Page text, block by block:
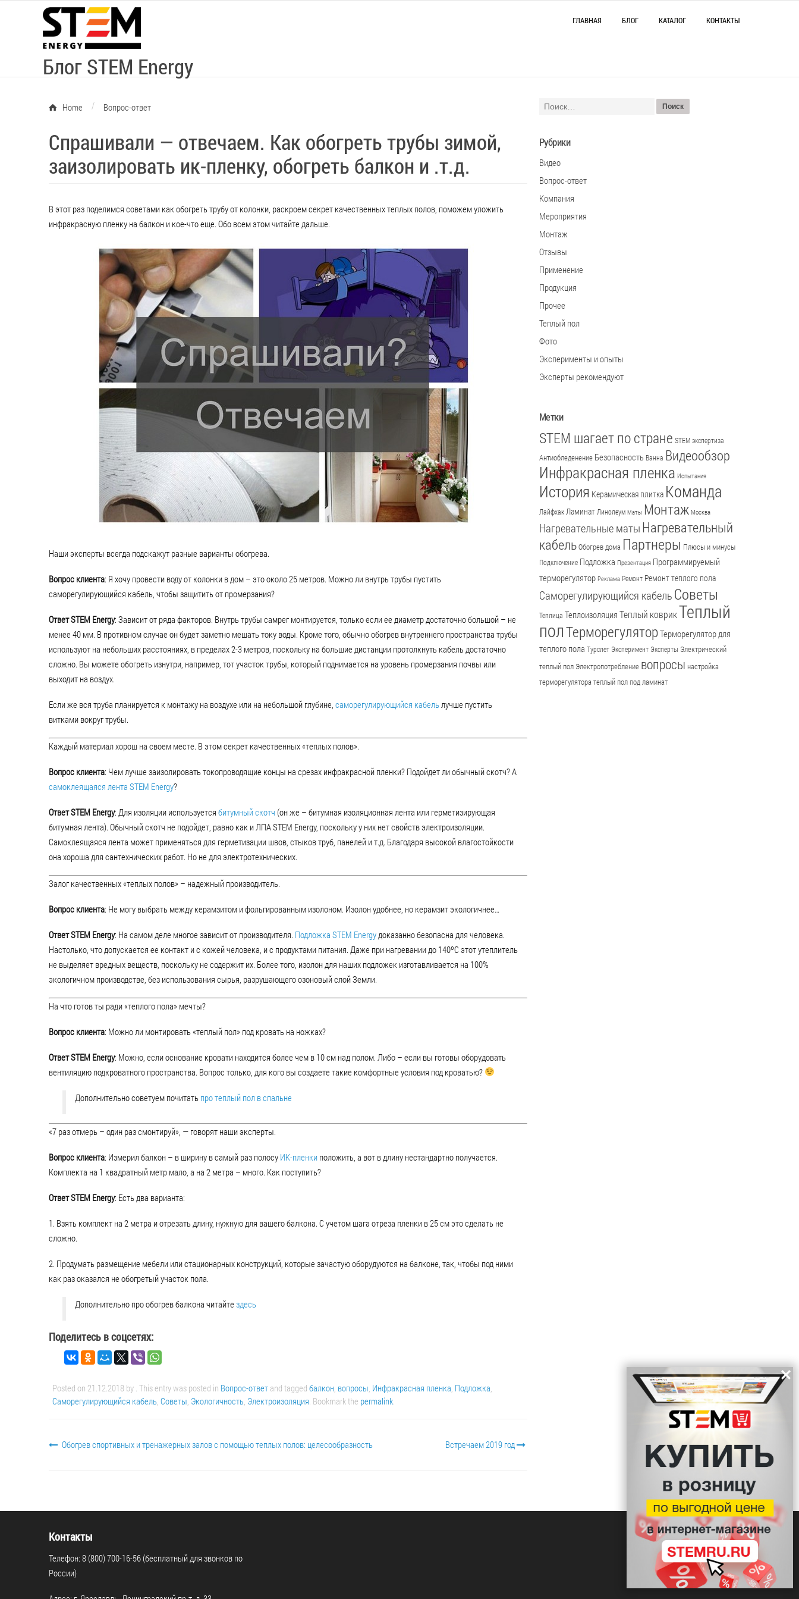
Блог STEM Energy
ГЛАВНАЯ БЛОГ КАТАЛОГ КОНТАКТЫ
Home / Вопрос-ответ
Спрашивали — отвечаем. Как обогреть трубы зимой,
заизолировать ик-пленку, обогреть балкон и .т.д.
В этот раз поделимся советами как обогреть трубу от колонки, раскроем секрет качественных теплых полов, поможем уложить
инфракрасную пленку на балкон и кое-что еще. Обо всем этом читайте дальше.
Наши эксперты всегда подскажут разные варианты обогрева.
Вопрос клиента: Я хочу провести воду от колонки в дом – это около 25 метров. Можно ли внутрь трубы пустить
саморегулирующийся кабель, чтобы защитить от промерзания?
Ответ STEM Energy: Зависит от ряда факторов. Внутрь трубы самрег монтируется, только если ее диаметр достаточно большой – не
менее 40 мм. В противном случае он будет заметно мешать току воды. Кроме того, обычно обогрев внутреннего пространства трубы
используют на небольших расстояниях, в пределах 2-3 метров, поскольку на большие дистанции протолкнуть кабель достаточно
сложно. Вы можете обогреть изнутри, например, тот участок трубы, который поднимается на уровень промерзания почвы или
выходит на воздух.
Если же вся труба планируется к монтажу на воздухе или на небольшой глубине, саморегулирующийся кабель лучше пустить
витками вокруг трубы.
Каждый материал хорош на своем месте. В этом секрет качественных «теплых полов».
Вопрос клиента: Чем лучше заизолировать токопроводящие концы на срезах инфракрасной пленки? Подойдет ли обычный скотч? А
самоклеящаяся лента STEM Energy?
Ответ STEM Energy: Для изоляции используется битумный скотч (он же – битумная изоляционная лента или герметизирующая
битумная лента). Обычный скотч не подойдет, равно как и ЛПА STEM Energy, поскольку у них нет свойств электроизоляции.
Самоклеящаяся лента может применяться для герметизации швов, стыков труб, панелей и т.д. Благодаря высокой влагостойкости
она хороша для сантехнических работ. Но не для электротехнических.
Залог качественных «теплых полов» – надежный производитель.
Вопрос клиента: Не могу выбрать между керамзитом и фольгированным изолоном. Изолон удобнее, но керамзит экологичнее…
Ответ STEM Energy: На самом деле многое зависит от производителя. Подложка STEM Energy доказанно безопасна для человека.
Настолько, что допускается ее контакт и с кожей человека, и с продуктами питания. Даже при нагревании до 140ºС этот утеплитель
не выделяет вредных веществ, поскольку не содержит их. Более того, изолон для наших подложек изготавливается на 100%
экологичном производстве, без использования сырья, разрушающего озоновый слой Земли.
На что готов ты ради «теплого пола» мечты?
Вопрос клиента: Можно ли монтировать «теплый пол» под кровать на ножках?
Ответ STEM Energy: Можно, если основание кровати находится более чем в 10 см над полом. Либо – если вы готовы оборудовать
вентиляцию подкроватного пространства. Вопрос только, для кого вы создаете такие комфортные условия под кроватью?
Дополнительно советуем почитать про теплый пол в спальне
«7 раз отмерь – один раз смонтируй», — говорят наши эксперты.
Вопрос клиента: Измерил балкон – в ширину в самый раз полосу ИК-пленки положить, а вот в длину нестандартно получается.
Комплекта на 1 квадратный метр мало, а на 2 метра – много. Как поступить?
Ответ STEM Energy: Есть два варианта:
1. Взять комплект на 2 метра и отрезать длину, нужную для вашего балкона. С учетом шага отреза пленки в 25 см это сделать не
сложно.
2. Продумать размещение мебели или стационарных конструкций, которые зачастую оборудуются на балконе, так, чтобы под ними
как раз оказался не обогретый участок пола.
Дополнительно про обогрев балкона читайте здесь
Поделитесь в соцсетях:
Posted on 21.12.2018 by . This entry was posted in Вопрос-ответ and tagged балкон, вопросы, Инфракрасная пленка, Подложка,
Саморегулирующийся кабель, Советы, Экологичность, Электроизоляция. Bookmark the permalink.
Обогрев спортивных и тренажерных залов с помощью теплых полов: целесообразность Встречаем 2019 год
Рубрики
Видео
Вопрос-ответ
Компания
Мероприятия
Монтаж
Отзывы
Применение
Продукция
Прочее
Теплый пол
Фото
Эксперименты и опыты
Эксперты рекомендуют
Метки
STEM шагает по стране STEM экспертиза
Антиобледенение Безопасность Ванна Видеообзор
Инфракрасная пленка Испытания
История Керамическая плитка Команда
ЛайфхакЛаминат Линолеум Маты Монтаж Москва
Нагревательные маты Нагревательный
кабельОбогрев дома Партнеры Плюсы и минусы
Подключение Подложка Презентация Программируемый
терморегулятор Реклама Ремонт Ремонт теплого пола
Саморегулирующийся кабель Советы
Теплица Теплоизоляция Теплый коврикТеплый
полТерморегуляторТерморегулятор для
теплого пола Турслет Эксперимент Эксперты Электрический
теплый пол Электропотребление вопросы настройка
терморегуляторатеплый пол под ламинат
Контакты
Телефон: 8 (800) 700-16-56 (бесплатный для звонков по
России)